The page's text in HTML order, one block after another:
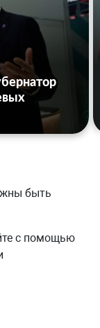
быть
с помощью